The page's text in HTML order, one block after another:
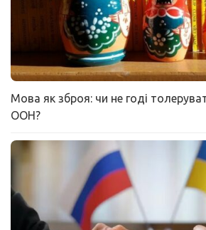
Мова як зброя: чи не годі
ООН?